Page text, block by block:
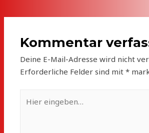
Kommentar
Deine E-Mail-Adresse wird nicht
Erforderliche Felder sind mit*
eingeben…